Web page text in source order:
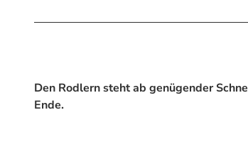
Den Rodlern steht ab genügender
Ende.